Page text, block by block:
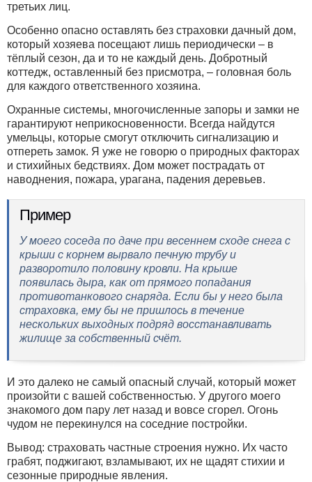
третьих лиц.
Особенно опасно оставлять без страховки дачный дом,
который хозяева посещают лишь периодически – в
тёплый сезон, да и то не каждый день. Добротный
коттедж, оставленный без присмотра, – головная боль
для каждого ответственного хозяина.
Охранные системы, многочисленные запоры и замки не
гарантируют неприкосновенности. Всегда найдутся
умельцы, которые смогут отключить сигнализацию и
отпереть замок. Я уже не говорю о природных факторах
и стихийных бедствиях. Дом может пострадать от
наводнения, пожара, урагана, падения деревьев.
Пример
У моего соседа по даче при весеннем сходе снега с
крыши с корнем вырвало печную трубу и
разворотило половину кровли. На крыше
появилась дыра, как от прямого попадания
противотанкового снаряда. Если бы у него была
страховка, ему бы не пришлось в течение
нескольких выходных подряд восстанавливать
жилище за собственный счёт.
И это далеко не самый опасный случай, который может
произойти с вашей собственностью. У другого моего
знакомого дом пару лет назад и вовсе сгорел. Огонь
чудом не перекинулся на соседние постройки.
Вывод: страховать частные строения нужно. Их часто
грабят, поджигают, взламывают, их не щадят стихии и
сезонные природные явления.